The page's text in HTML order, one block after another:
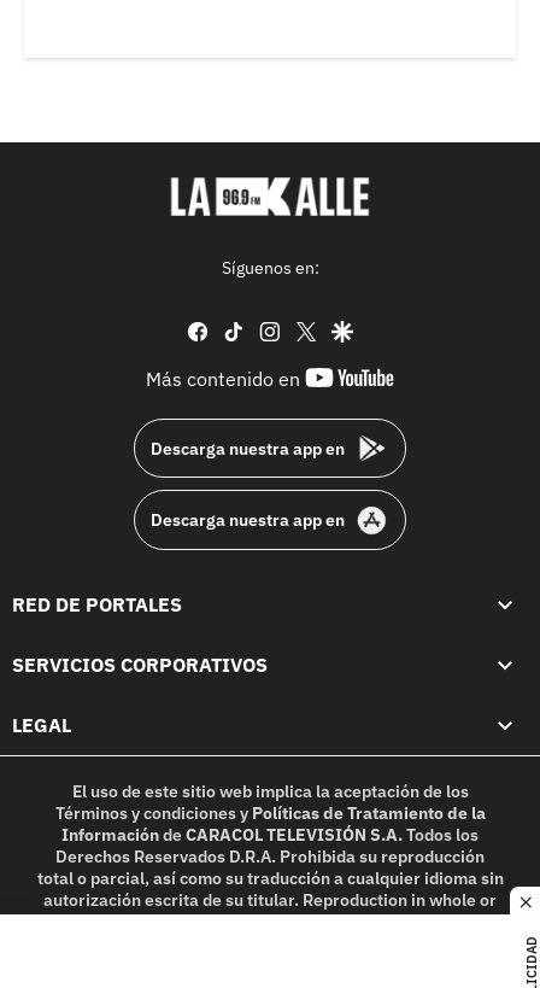
Síguenos en:
facebook
tiktok instagram
twittergoogle
Más contenido en
youtube-
Descarga nuestra app en
Descarga nuestra app en
RED DE PORTALES
SERVICIOS CORPORATIVOS
LEGAL
El uso de este sitio web implica la aceptación de los
Términos y condicionesy Políticas de Tratamiento de la
InformacióndeCARACOL TELEVISIÓN S.A.Todos los
Derechos Reservados D.R.A. Prohibida su reproducción
total o parcial, así como su traducción a cualquier idioma sin
autorización escrita de su titular. Reproduction in whole or